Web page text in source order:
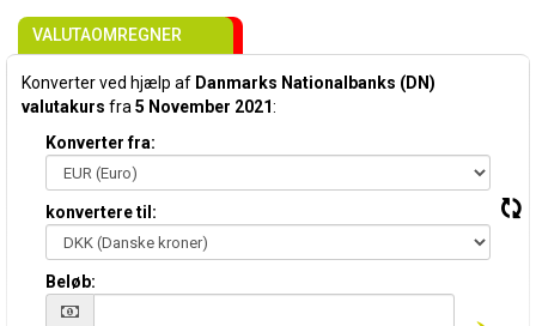
VALUTAOMREGNER
Konverter ved hjælp af Danmarks Nationalbanks (DN)
valutakurs fra 5 November 2021:
Konverter fra:
konvertere til:
Beløb: